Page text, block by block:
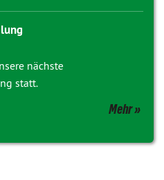
nächste
statt.
Mehr